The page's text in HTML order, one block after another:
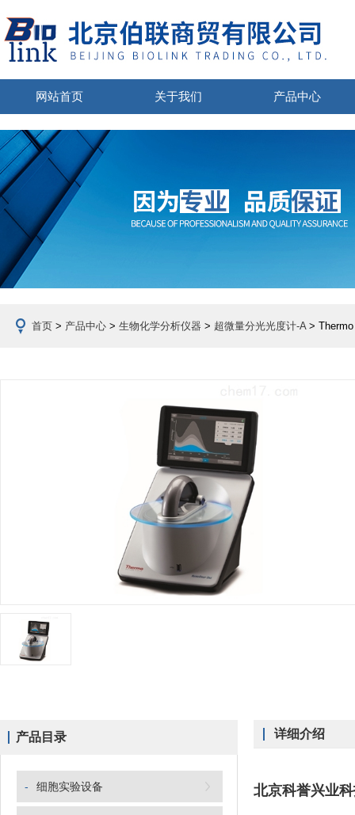
网站首页 关于我们 产品中心
首页 > 产品中心 > 生物化学分析仪器 > 超微量分光光度计-A> Thermo
产品目录
- 细胞实验设备
详细介绍
北京科誉兴业